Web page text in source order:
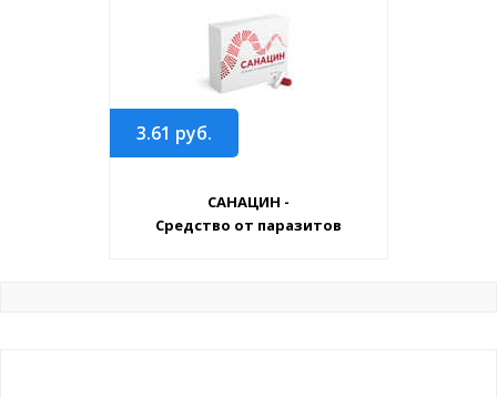
3.61 руб.
САНАЦИН -
Средство от паразитов